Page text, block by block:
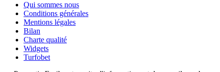
Qui sommes nous
Conditions générales
Mentions légales
Bilan
Charte qualité
Widgets
Turfobet